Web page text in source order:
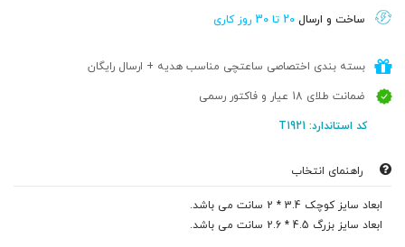
ساخت و ارسال 20 تا 30 روز کاری
بسته بندی اختصاصی ساعتچی مناسب هدیه + ارسال رایگان
ضمانت طلای 18 عیار و فاکتور رسمی
کد استاندارد: T1921
راهنمای انتخاب
ابعاد سایز کوچک 3.4 * 2 سانت می باشد.
ابعاد سایز بزرگ 4.5 * 2.6 سانت می باشد.